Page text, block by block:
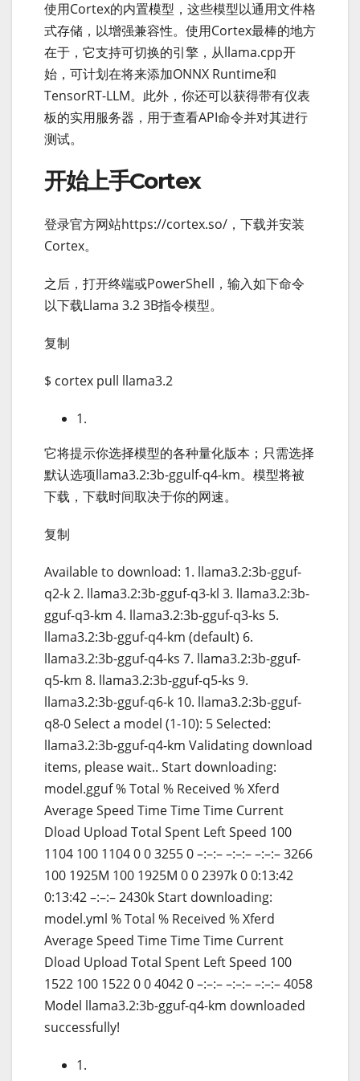
使用Cortex的内置模型，这些模型以通用文件格
式存储，以增强兼容性。使用Cortex最棒的地方
在于，它支持可切换的引擎，从llama.cpp开
始，可计划在将来添加ONNX Runtime和
TensorRT-LLM。此外，你还可以获得带有仪表
板的实用服务器，用于查看API命令并对其进行
测试。
开始上手Cortex
登录官方网站https://cortex.so/，下载并安装
Cortex。
之后，打开终端或PowerShell，输入如下命令
以下载Llama 3.2 3B指令模型。
复制
$ cortex pull llama3.2
1.
它将提示你选择模型的各种量化版本；只需选择
默认选项llama3.2:3b-ggulf-q4-km。模型将被
下载，下载时间取决于你的网速。
复制
Available to download: 1. llama3.2:3b-gguf-
q2-k 2. llama3.2:3b-gguf-q3-kl 3. llama3.2:3b-
gguf-q3-km 4. llama3.2:3b-gguf-q3-ks 5.
llama3.2:3b-gguf-q4-km (default) 6.
llama3.2:3b-gguf-q4-ks 7. llama3.2:3b-gguf-
q5-km 8. llama3.2:3b-gguf-q5-ks 9.
llama3.2:3b-gguf-q6-k 10. llama3.2:3b-gguf-
q8-0 Select a model (1-10): 5 Selected:
llama3.2:3b-gguf-q4-km Validating download
items, please wait.. Start downloading:
model.gguf % Total % Received % Xferd
Average Speed Time Time Time Current
Dload Upload Total Spent Left Speed 100
1104 100 1104 0 0 3255 0 –:–:– –:–:– –:–:– 3266
100 1925M 100 1925M 0 0 2397k 0 0:13:42
0:13:42 –:–:– 2430k Start downloading:
model.yml % Total % Received % Xferd
Average Speed Time Time Time Current
Dload Upload Total Spent Left Speed 100
1522 100 1522 0 0 4042 0 –:–:– –:–:– –:–:– 4058
Model llama3.2:3b-gguf-q4-km downloaded
successfully!
1.